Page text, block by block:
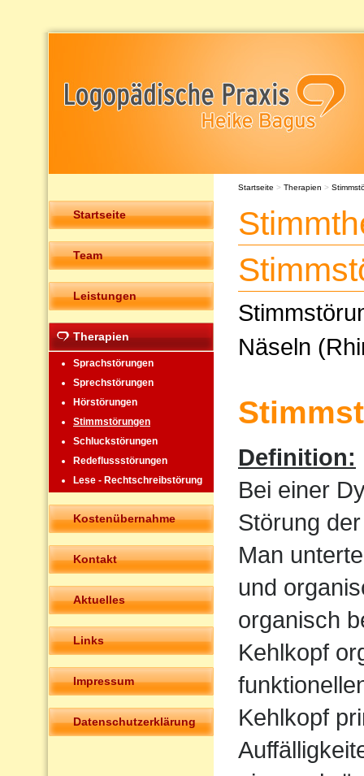
Startseite
Team
Leistungen
Therapien
Sprachstörungen
Sprechstörungen
Hörstörungen
Stimmstörungen
Schluckstörungen
Redeflussstörungen
Lese - Rechtschreibstörung
Kostenübernahme
Kontakt
Aktuelles
Links
Impressum
Datenschutzerklärung
Startseite > Therapien >
Näseln
Definition:
Bei einer
Störung
Man
und
organisch
Kehlkopf
Kehlkopf